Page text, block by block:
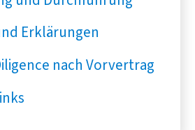
Erklärungen
nach Vorvertrag